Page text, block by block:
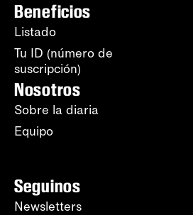
Beneficios
Listado
Tu ID (número de
suscripción)
Nosotros
Sobre la diaria
Equipo
Seguinos
Newsletters